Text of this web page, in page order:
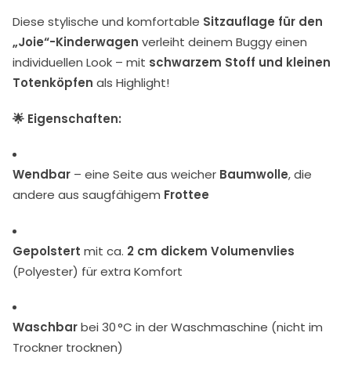
Diese stylische und komfortable Sitzauflage für den
„Joie“-Kinderwagen verleiht deinem Buggy einen
individuellen Look – mit schwarzem Stoff und kleinen
Totenköpfen als Highlight!
🌟 Eigenschaften:
Wendbar – eine Seite aus weicher Baumwolle, die
andere aus saugfähigem Frottee
Gepolstert mit ca. 2 cm dickem Volumenvlies
(Polyester) für extra Komfort
Waschbarbei 30 °C in der Waschmaschine (nicht im
Trockner trocknen)